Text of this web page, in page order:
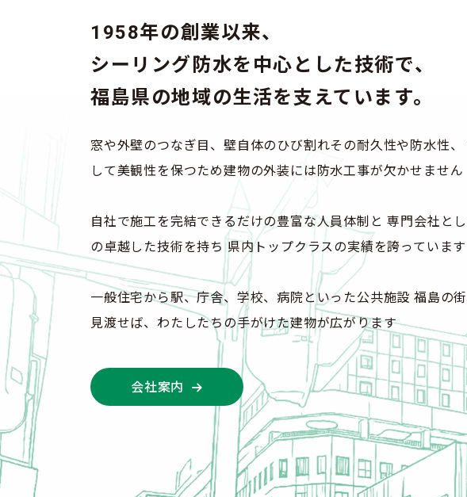
1958年の創業以来、
シーリング防水を中心とした技術で、
福島県の地域の生活を支えています。
窓や外壁のつなぎ目、壁自体のひび割れその耐久性や防水性、
して美観性を保つため建物の外装には防水工事が欠かせません
自社で施工を完結できるだけの豊富な人員体制と 専門会社と
の卓越した技術を持ち 県内トップクラスの実績を誇っています
一般住宅から駅、庁舎、学校、病院といった公共施設 福島の
見渡せば、わたしたちの手がけた建物が広がります
会社案内